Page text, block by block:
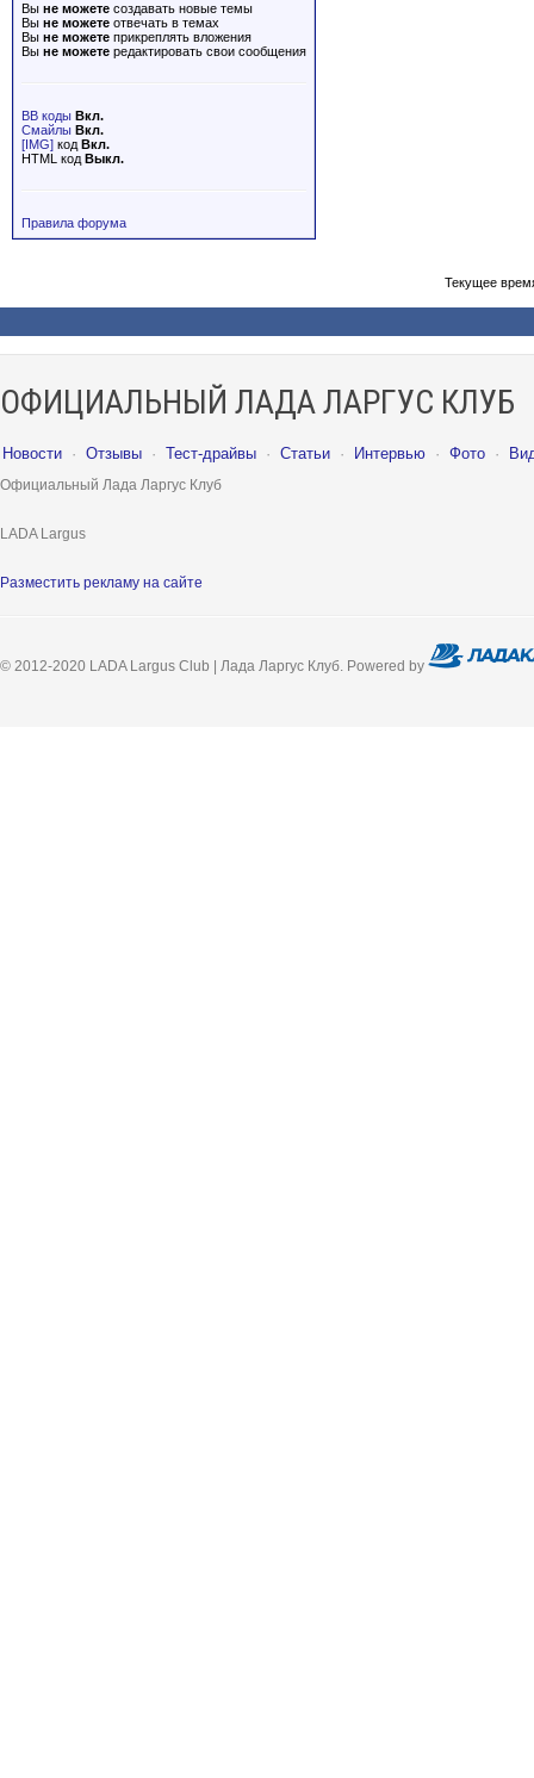
Вы не можете создавать новые темы
Вы не можете отвечать в темах
Вы не можете прикреплять вложения
Вы не можете редактировать свои сообщения
BB коды Вкл.
Смайлы Вкл.
[IMG] код Вкл.
HTML код Выкл.
Правила форума
Текущее
ОФИЦИАЛЬНЫЙ ЛАДА ЛАРГУС КЛУБ
Новости · Отзывы · Тест-драйвы · Статьи · Интервью · Фото ·
Официальный Лада Ларгус Клуб
LADA Largus
Разместить рекламу на сайте
© 2012-2020 LADA Largus Club | Лада Ларгус Клуб. Powered by